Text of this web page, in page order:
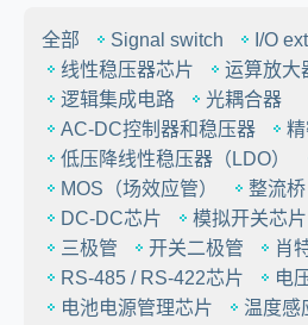
全部 Signal switch
I/O
线性稳压器芯片
运算放大
逻辑集成电路
光耦合器
AC-DC控制器和稳压器
低压降线性稳压器（LDO）
MOS（场效应管）
整流桥
DC-DC芯片
模拟开关芯片
三极管
开关二极管
肖
RS-485 / RS-422芯片
电
电池电源管理芯片
温度感